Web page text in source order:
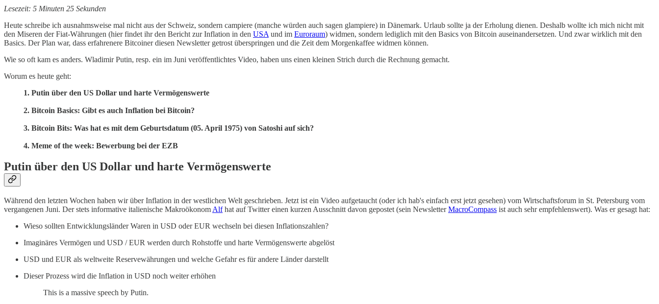
Lesezeit: 5 Minuten 25 Sekunden
Heute schreibe ich ausnahmsweise mal nicht aus der Schweiz, sondern campiere (manche würden auch sagen glampiere) in Dänemark. Urlaub sollte ja der Erholung dienen. Deshalb wollte ich mich nicht mit
den Miseren der Fiat-Währungen (hier findet ihr den Bericht zur Inflation in den USA und im Euroraum) widmen, sondern lediglich mit den Basics von Bitcoin auseinandersetzen. Und zwar wirklich mit den
Basics. Der Plan war, dass erfahrenere Bitcoiner diesen Newsletter getrost überspringen und die Zeit dem Morgenkaffee widmen können.
Wie so oft kam es anders. Wladimir Putin, resp. ein im Juni veröffentlichtes Video, haben uns einen kleinen Strich durch die Rechnung gemacht.
Worum es heute geht:
1. Putin über den US Dollar und harte Vermögenswerte
2. Bitcoin Basics: Gibt es auch Inflation bei Bitcoin?
3. Bitcoin Bits: Was hat es mit dem Geburtsdatum (05. April 1975) von Satoshi auf sich?
4. Meme of the week: Bewerbung bei der EZB
Putin über den US Dollar und harte Vermögenswerte
Während den letzten Wochen haben wir über Inflation in der westlichen Welt geschrieben. Jetzt ist ein Video aufgetaucht (oder ich hab's einfach erst jetzt gesehen) vom Wirtschaftsforum in St. Petersburg vom
vergangenen Juni. Der stets informative italienische Makroökonom Alfhat auf Twitter einen kurzen Ausschnitt davon gepostet (sein NewsletterMacroCompass ist auch sehr empfehlenswert). Was er gesagt hat:
Wieso sollten Entwicklungsländer Waren in USD oder EUR wechseln bei diesen Inflationszahlen?
Imaginäres Vermögen und USD / EUR werden durch Rohstoffe und harte Vermögenswerte abgelöst
USD und EUR als weltweite Reservewährungen und welche Gefahr es für andere Länder darstellt
Dieser Prozess wird die Inflation in USD noch weiter erhöhen
This is a massive speech by Putin.